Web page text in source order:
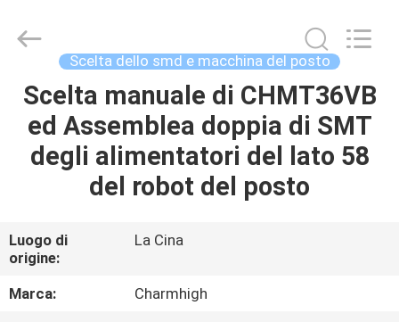
CASA
PRODOTTI
SU
DI
CHARMHIGH
TECHNOLOGY
Rights
Reserved.
Scelta dello smd e macchina del posto
Scelta manuale di CHMT36VB
ed Assemblea doppia di SMT
degli alimentatori del lato 58
del robot del posto
Luogo di
origine:
La Cina
Marca:
Charmhigh